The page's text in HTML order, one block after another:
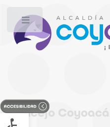
Open toolbar
Concejo Coyoacán
Toggle